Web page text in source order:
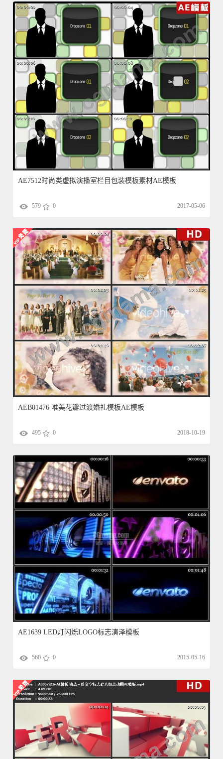
AE7512时尚类虚拟演播室栏目包装模板素材AE模板
579 0 2017-05-06
AEB01476 唯美花瓣过渡婚礼模板AE模板
495 0 2018-10-19
AE1639 LED灯闪烁LOGO标志演泽模板
560 0 2015-05-16